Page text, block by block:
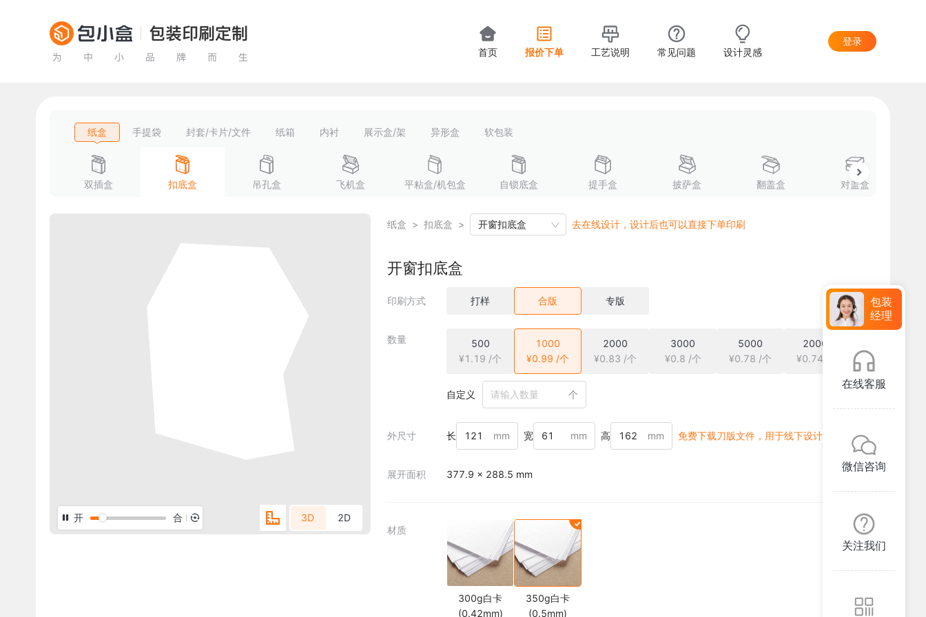
首页 报价下单 工艺说明 常见问题 设计灵感
登录
纸盒 手提袋 封套/卡片/文件 纸箱 内衬 展示盒/架 异形盒 软包装
双插盒 扣底盒 吊孔盒 飞机盒 平粘盒/机包盒 自锁底盒 提手盒 披萨盒 翻盖盒 对盖盒
开 合 3D 2D
纸盒 > 扣底盒 > 开窗扣底盒 去在线设计，设计后也可以直接下单印刷
开窗扣底盒
印刷方式 打样 合版 专版
数量
500
¥1.19 /个
1000
¥0.99 /个
2000
¥0.83 /个
3000
¥0.8 /个
5000
¥0.78 /个
20000
¥0.74 /个
自定义 个
外尺寸 长 mm 宽 mm 高 mm 免费下载刀版文件，用于线下设计
展开面积 377.9 × 288.5 mm
材质
300g白卡
(0.42mm)
350g白卡
(0.5mm)
包装
经理
在线客服
微信咨询
关注我们